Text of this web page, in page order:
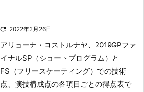
 2022年3月26日
アリョーナ・コストルナヤ、2019GPファ
イナルSP（ショートプログラム）と
FS（フリースケーティング）での技術
点、演技構成点の各項目ごとの得点表で